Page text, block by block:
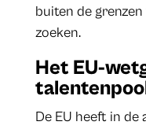
buiten de
zoeken.
Het EU-
De EU heeft in de